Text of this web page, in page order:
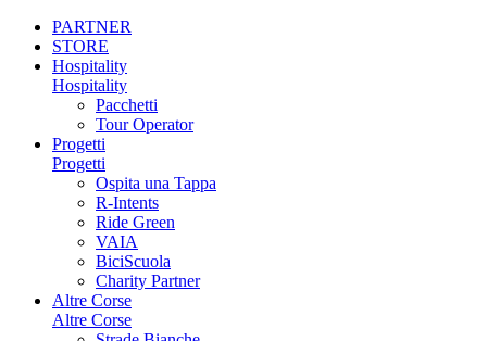
PARTNER
STORE
Hospitality
Hospitality
Pacchetti
Tour Operator
Progetti
Progetti
Ospita una Tappa
R-Intents
Ride Green
VAIA
BiciScuola
Charity Partner
Altre Corse
Altre Corse